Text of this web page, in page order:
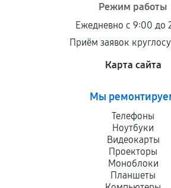
Режим работы
Ежедневно с 9:00 до
Приём заявок
Карта сайта
Мы
Телефоны
Ноутбуки
Видеокарты
Проекторы
Моноблоки
Планшеты